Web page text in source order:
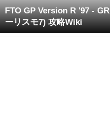
FTO GP Version R '97 -
ーリスモ7) 攻略Wiki